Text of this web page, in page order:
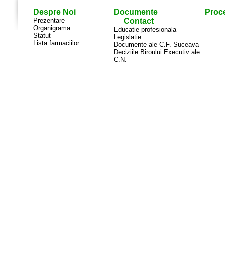
Despre Noi
Prezentare
Organigrama
Statut
Lista farmaciilor
Documente
Contact
Educatie profesionala
Legislatie
Documente ale C.F. Suceava
Deciziile Biroului Executiv ale
C.N.